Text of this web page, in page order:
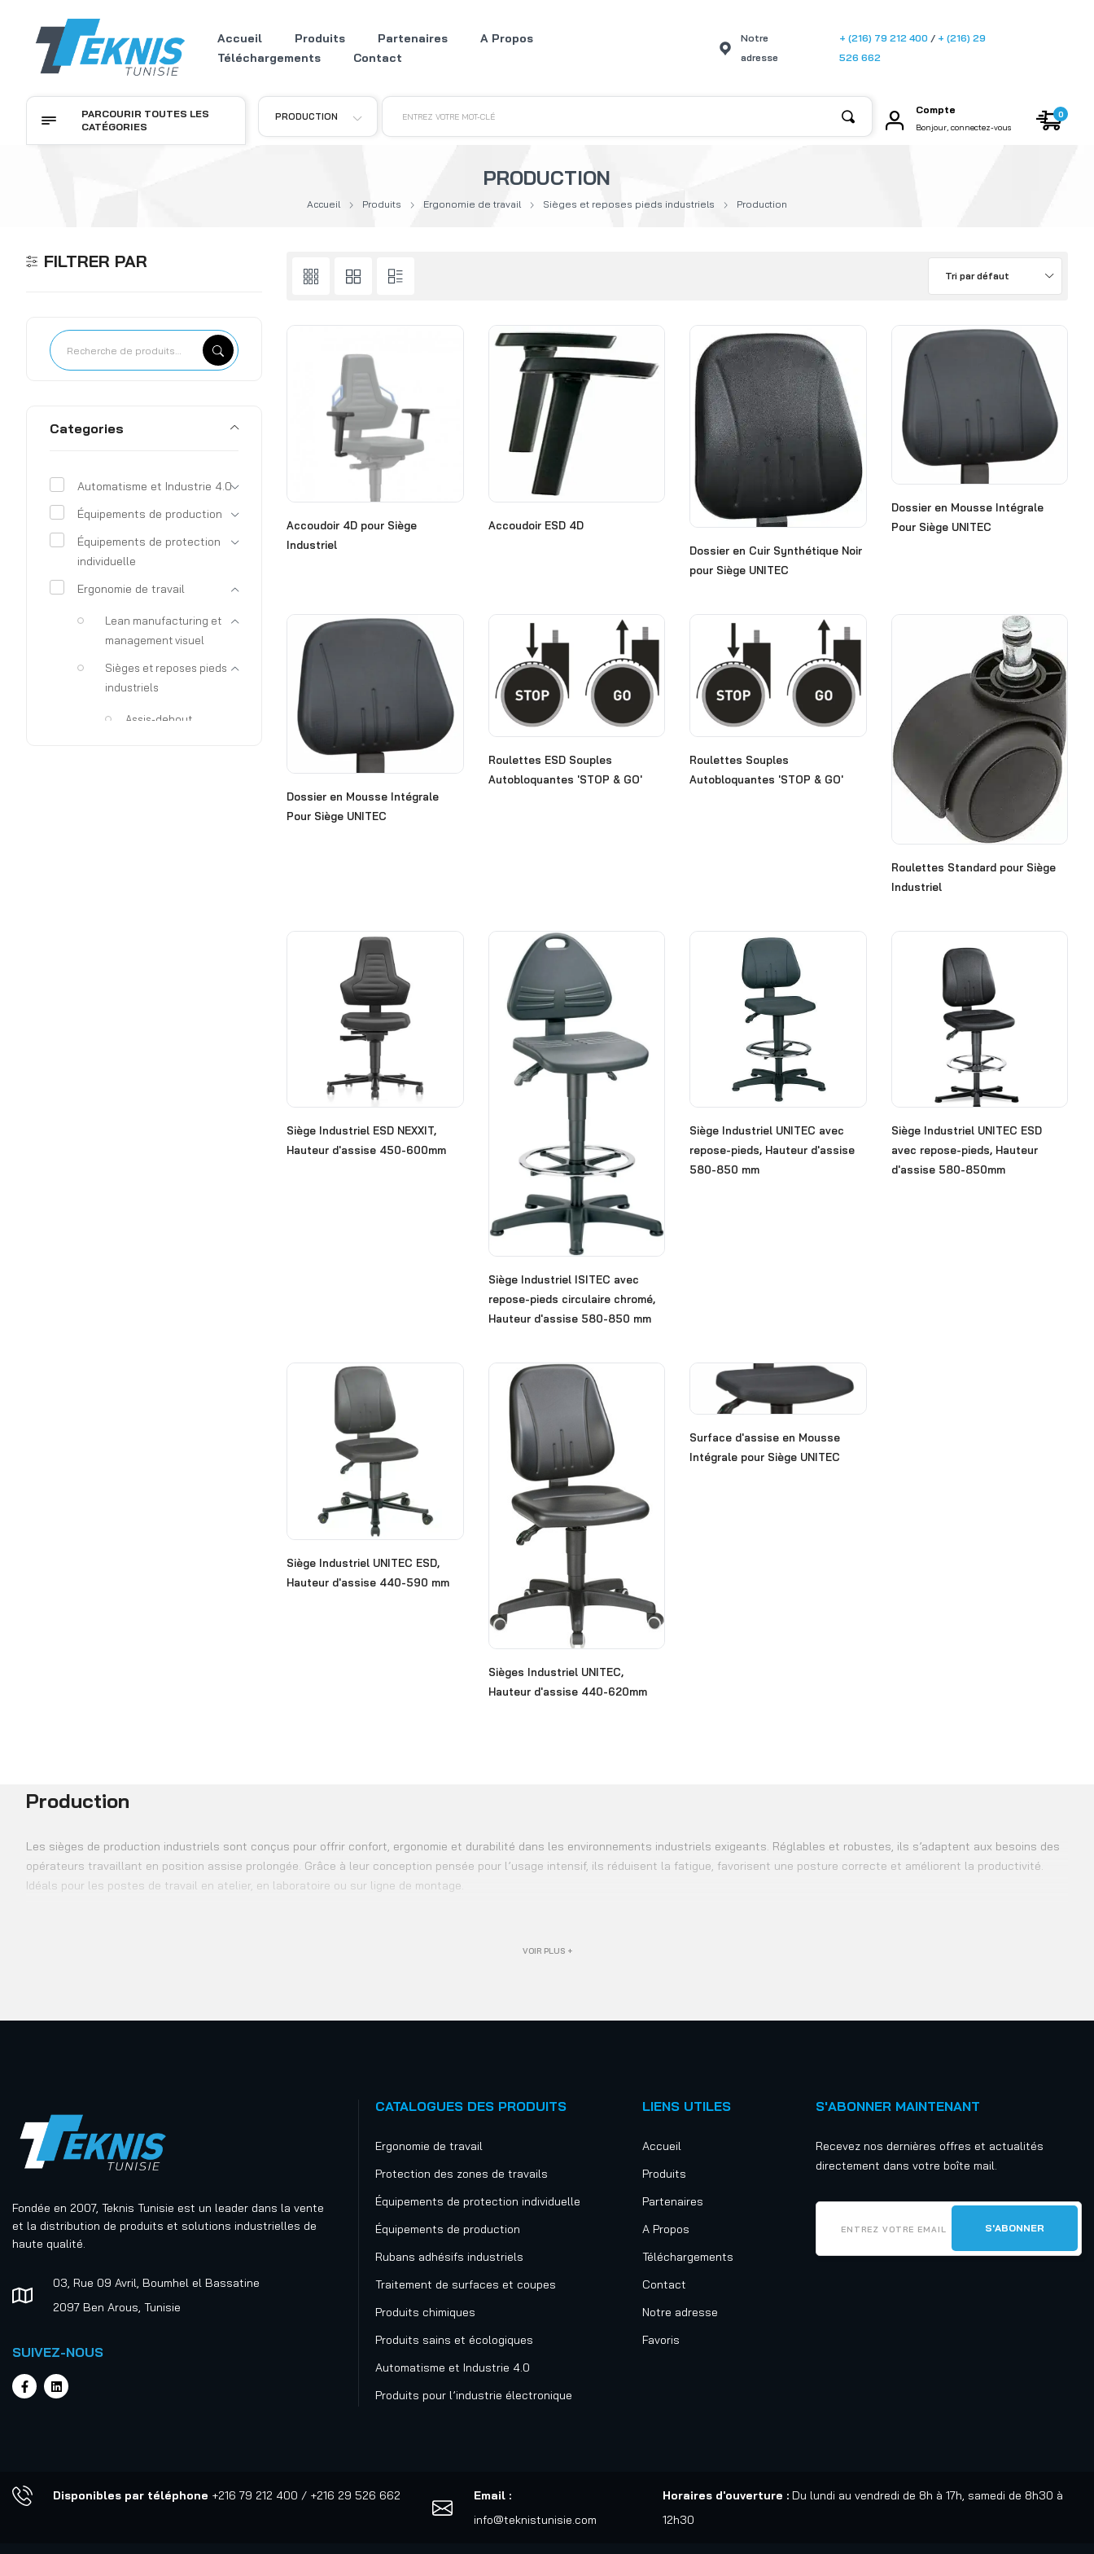
Accueil Produits Partenaires
A Propos
Téléchargements
Contact
Notre
adresse
+ (216) 79 212 400 / + (216) 29
526 662
PRODUCTION ENTREZ VOTRE MOT-CLÉ
Compte
Bonjour, connectez-vous
0
PARCOURIR TOUTES LES
CATÉGORIES
PRODUCTION
Accueil Produits Ergonomie de travail Sièges et reposes pieds industriels Production
FILTRER PAR
Categories
Automatisme et Industrie 4.0
Équipements de production
Équipements de protection
individuelle
Ergonomie de travail
Lean manufacturing et
management visuel
Sièges et reposes pieds
industriels
Assis-debout
Tri par défaut
Accoudoir 4D pour Siège
Industriel
Accoudoir ESD 4D
Dossier en Cuir Synthétique Noir
pour Siège UNITEC
Dossier en Mousse Intégrale
Pour Siège UNITEC
Dossier en Mousse Intégrale
Pour Siège UNITEC
Roulettes ESD Souples
Autobloquantes 'STOP & GO'
Roulettes Souples
Autobloquantes 'STOP & GO'
Roulettes Standard pour Siège
Industriel
Siège Industriel ESD NEXXIT,
Hauteur d'assise 450-600mm
Siège Industriel ISITEC avec
repose-pieds circulaire chromé,
Hauteur d'assise 580-850 mm
Siège Industriel UNITEC avec
repose-pieds, Hauteur d'assise
580-850 mm
Siège Industriel UNITEC ESD
avec repose-pieds, Hauteur
d'assise 580-850mm
Siège Industriel UNITEC ESD,
Hauteur d'assise 440-590 mm
Sièges Industriel UNITEC,
Hauteur d'assise 440-620mm
Surface d'assise en Mousse
Intégrale pour Siège UNITEC
Production
Les sièges de production industriels sont conçus pour offrir confort, ergonomie et durabilité dans les environnements industriels exigeants. Réglables et robustes, ils s’adaptent aux besoins des
opérateurs travaillant en position assise prolongée. Grâce à leur conception pensée pour l’usage intensif, ils réduisent la fatigue, favorisent une posture correcte et améliorent la productivité.
Idéals pour les postes de travail en atelier, en laboratoire ou sur ligne de montage.
VOIR PLUS +
Fondée en 2007, Teknis Tunisie est un leader dans la vente
et la distribution de produits et solutions industrielles de
haute qualité.
03, Rue 09 Avril, Boumhel el Bassatine
2097 Ben Arous, Tunisie
SUIVEZ-NOUS
CATALOGUES DES PRODUITS
Ergonomie de travail
Protection des zones de travails
Équipements de protection individuelle
Équipements de production
Rubans adhésifs industriels
Traitement de surfaces et coupes
Produits chimiques
Produits sains et écologiques
Automatisme et Industrie 4.0
Produits pour l’industrie électronique
LIENS UTILES
Accueil
Produits
Partenaires
A Propos
Téléchargements
Contact
Notre adresse
Favoris
S'ABONNER MAINTENANT
Recevez nos dernières offres et actualités
directement dans votre boîte mail.
Disponibles par téléphone +216 79 212 400 / +216 29 526 662
Email :
info@teknistunisie.com
Horaires d'ouverture : Du lundi au vendredi de 8h à 17h, samedi de 8h30 à
12h30